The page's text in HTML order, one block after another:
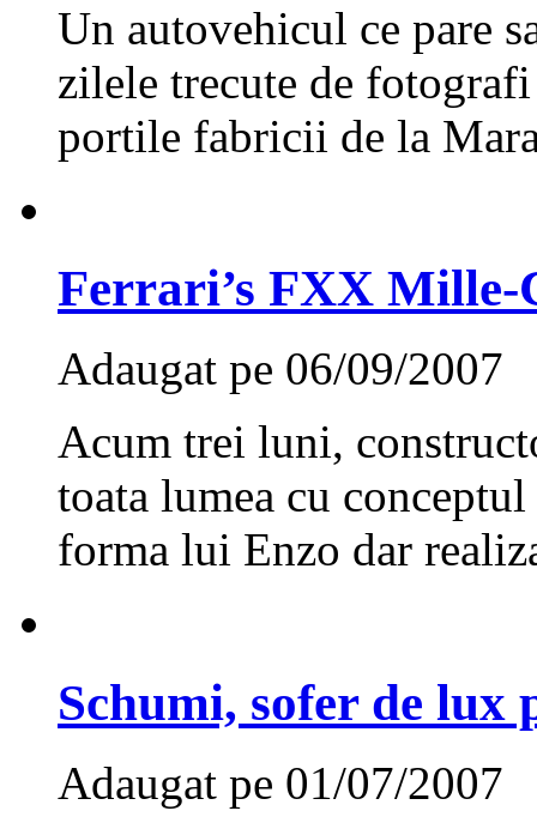
Un autovehicul ce pare
zilele trecute de
portile fabricii de la
Ferrari’s FXX
Adaugat pe 06/09/2007
Acum trei luni,
toata lumea cu
forma lui Enzo dar
Schumi, sofer de lux
Adaugat pe 01/07/2007